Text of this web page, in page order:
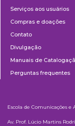
Serviços aos usuários
Compras e doações
Contato
Divulgação
Manuais de
Perguntas frequentes
Escola de Comunicações e
Av. Prof. Lúcio Martins